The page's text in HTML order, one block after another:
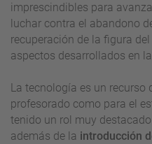
imprescindibles para
luchar contra el abandono
recuperación de la figura
aspectos desarrollados en
La tecnología es un recurso
profesorado como para el
tenido un rol muy
además de la introducción